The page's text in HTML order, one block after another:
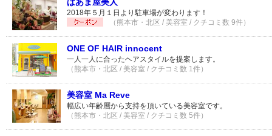
2018年５月１日より駐車場が変わります！
（熊本市・北区 / 美容室 / クチコミ数 9件）
ONE OF HAIR innocent
一人一人に合ったヘアスタイルを提案します。
（熊本市・北区 / 美容室 / クチコミ数 1件）
美容室 Ma Reve
幅広い年齢層から支持を頂いている美容室です。
（熊本市・北区 / 美容室 / クチコミ数 5件）